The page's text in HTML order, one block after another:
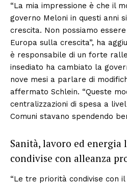
“La mia impressione è che il
governo Meloni in questi anni
crescita. Non possiamo
Europa sulla crescita”, ha
è responsabile di un forte
insediato ha cambiato la
nove mesi a parlare di
affermato Schlein. “Queste
centralizzazioni di spesa a
Comuni stavano spendendo
Sanità, lavoro ed
condivise con alleanza
“Le tre priorità condivise con